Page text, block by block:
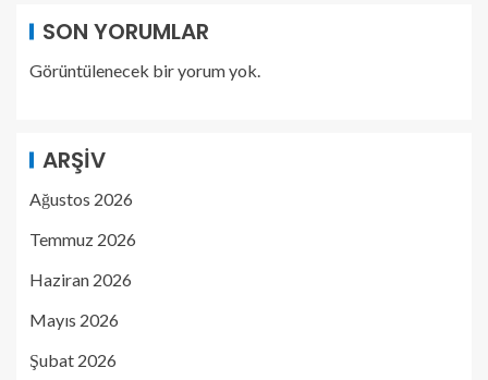
SON YORUMLAR
Görüntülenecek bir yorum yok.
ARŞIV
Ağustos 2026
Temmuz 2026
Haziran 2026
Mayıs 2026
Şubat 2026